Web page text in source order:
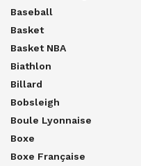
Baseball
Basket
Basket NBA
Biathlon
Billard
Bobsleigh
Boule Lyonnaise
Boxe
Boxe Française